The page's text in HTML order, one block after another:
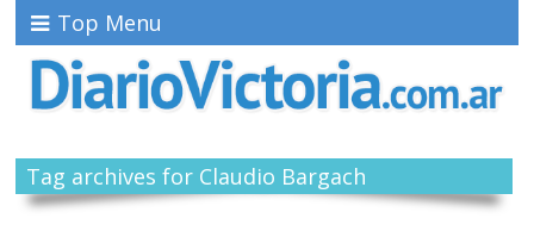
Top Menu
Tag archives for Claudio Bargach